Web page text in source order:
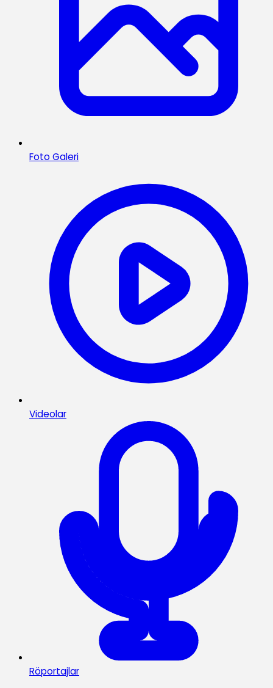
Foto Galeri
Videolar
Röportajlar